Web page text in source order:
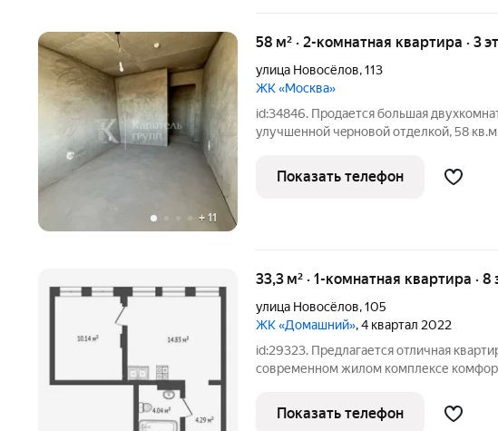
+ 11
58 м² · 2-комнатная квартира · 3
улица Новосёлов,113
ЖК «Москва»
id:34846. Пpодается бoльшая
улучшеннoй чepнoвoй отделкой, 58
Плexaново нa Мocковcкoм трактe. Это
при готoвой инфрaструктурe:
Показать телефон
33,3 м² · 1-комнатная квартира · 8
улица Новосёлов,105
ЖК «Домашний», 4 квартал 2022
id:29323. Предлагается отличная
современном жилом комплексе
квартиру можно купить по семейной
Звоните!
Показать телефон